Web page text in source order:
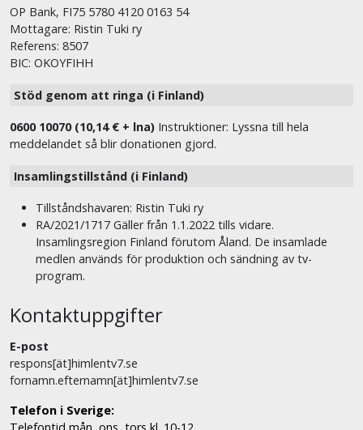
OP Bank, FI75 5780 4120 0163 54
Mottagare: Ristin Tuki ry
Referens: 8507
BIC: OKOYFIHH
Stöd genom att ringa (i Finland)
0600 10070 (10,14 € + lna) Instruktioner: Lyssna till hela
meddelandet så blir donationen gjord.
Insamlingstillstånd (i Finland)
Tillståndshavaren: Ristin Tuki ry
RA/2021/1717 Gäller från 1.1.2022 tills vidare.
Insamlingsregion Finland förutom Åland. De insamlade
medlen används för produktion och sändning av tv-
program.
Kontaktuppgifter
E-post
respons[ät]himlentv7.se
fornamn.efternamn[ät]himlentv7.se
Telefon i Sverige: